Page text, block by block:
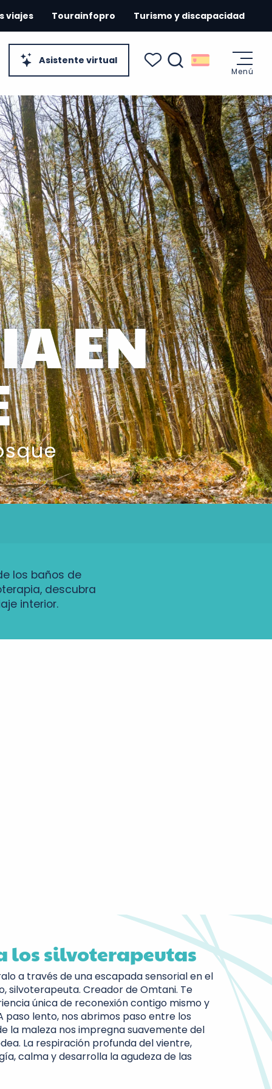
Asistente virtual
viajes Tourainfopro Turismo y discapacidad
Menú
EN
los baños de
descubra
interior.
los silvoterapeutas
a través de una escapada sensorial en el
silvoterapeuta. Creador de Omtani. Te
única de reconexión contigo mismo y
paso lento, nos abrimos paso entre los
la maleza nos impregna suavemente del
La respiración profunda del vientre,
calma y desarrolla la agudeza de las